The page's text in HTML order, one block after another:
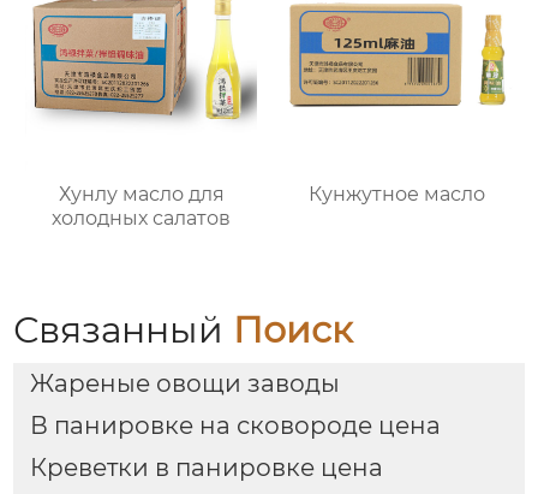
Хунлу масло для
холодных салатов
Кунжутное масло
Связанный Поиск
Жареные овощи заводы
В панировке на сковороде цена
Креветки в панировке цена